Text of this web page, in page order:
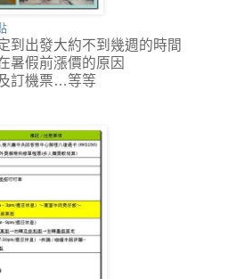
到出發大約不到幾週的時間
暑假前漲價的原因
訂機票…等等